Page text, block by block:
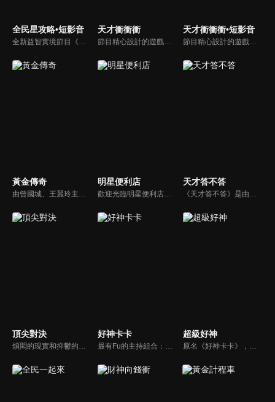
全民星攻略•短影音 天才衝衝衝
節目精心設計的遊戲內容，包括深受觀眾喜愛並且火紅於各大專院校的【TEMPO系列】，考驗藝人用肢體表達能力以及聯想能力的【你是WORD演】、【會演是英雄】，考驗英文程度的【EAR傳耳ABC】，超簡單、超爆笑的【看你怎麼說】，以及考驗藝人反應、機智以及隊友默契的【不可能的默契】等單元，逗趣又爆笑！
天才衝衝衝•短影音
節目精心設計的遊戲內容，包括深受觀眾喜愛並且火紅於各大專院校的【TEMPO系列】，考驗藝人用肢體表達能力以及聯想能力的【你是WORD演】、【會演是英雄】，考驗英文程度的【EAR傳耳ABC】，超簡單、超爆笑的【看你怎麼說】，以及考驗藝人反應、機智以及隊友默契的【不可能的默契】等單元，逗趣又爆笑！
黃金傳奇
由曾國城、王麗玲主持，許多人記憶中的經典外景綜藝節目之一。每次闖關成功的隊伍，可獲得藏寶圖；拼湊出完整藏寶圖者，可憑著藏寶圖提示至寶箱放置處；最後以正確寶箱之正確答案鑰匙開啟成功者，除隊長本身外的每位參賽者，即可獲得價值新台幣5萬元之黃金金牌。
明星便利店
歡迎光臨明星便利店！你覺得便利店裡面有什麼？關東煮？茶葉蛋？還是讓你尖叫的大明星？一家擁有明星的便利店，到底有多稀奇，你會不會想要光臨呢？
天才答不答
《天才答不答》是由吳宗憲和吳怡霈共同主持的益智節目。節目設立高額的獎金來考驗藝人們真實的人性，同時將題目立體化，讓你身歷其境去冒險答題。更有哪些出乎意料的處罰，讓藝人羞愧的不想再答錯！一個最接近「人性」與「真實」的益智節目，現在就讓吳宗憲帶你輕鬆玩轉知識。
頂尖對決
煩悶的現實和抑鬱的社會，你需要的就是笑、大聲笑、開口笑，《頂尖對決》就要你笑到落ㄟ骸，最具綜藝實力的庹宗康，和喜感十足的納豆各自領軍對抗，藝人搞笑pk笑果十足，《頂尖對決》讓你忘掉一週煩惱！
好神卡卡
最有Fu的主持組合：「A咖天王」徐乃麟+「好神天心」朱芯儀+「真理大學校花」洪棠+「台大獸醫碩士」LYDIA。遊戲的層層關卡，來賓必須要和主持人比反應，比記憶，比機智，比膽識，幸運女神的眷顧與遠離永遠都是個未知數！
超級好神
原名《好神卡卡》，後改名為《超級好神》，是一檔益智類綜藝節目，由「A咖天王」徐乃麟搭配黃鐙輝主持。「好神智慧王」、「好神記憶王」、「誰是爆點王」、「好神送好禮」四個單元，讓來賓一較高下。比反應，比記憶，比機智，比膽識，幸運女神的眷顧與遠離永遠都是個未知數！